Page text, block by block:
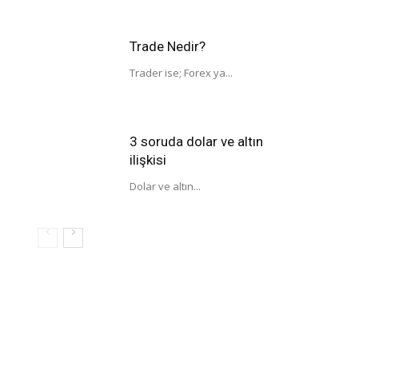
Trade Nedir?
Trader ise; Forex ya...
3 soruda dolar ve altın
ilişkisi
Dolar ve altın...